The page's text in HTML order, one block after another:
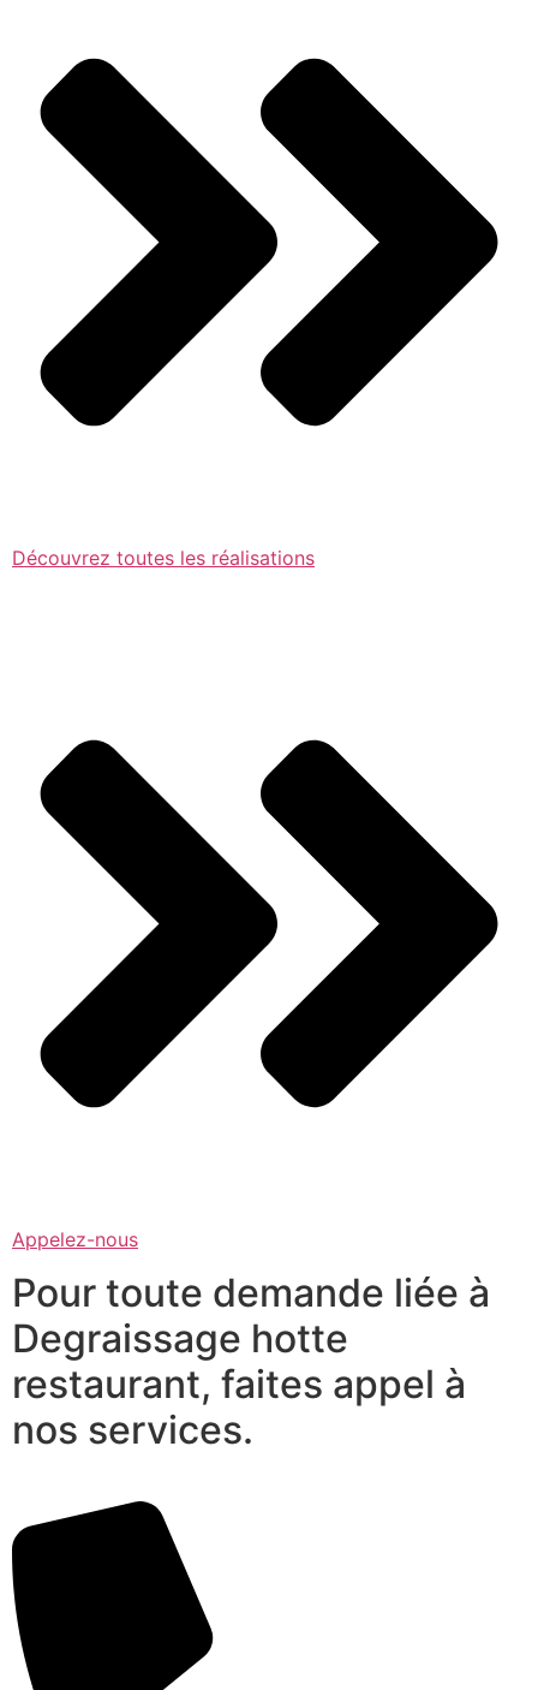
Découvrez toutes les réalisations
Appelez-nous
Pour toute demande liée à
Degraissage hotte
restaurant, faites appel à
nos services.